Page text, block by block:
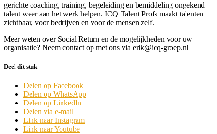
gerichte coaching, training, begeleiding en bemiddeling ongekend
talent weer aan het werk helpen. ICQ-Talent Profs maakt talenten
zichtbaar, voor bedrijven en voor de mensen zelf.
Meer weten over Social Return en de mogelijkheden voor uw
organisatie? Neem contact op met ons via erik@icq-groep.nl
Deel dit stuk
Delen op Facebook
Delen op WhatsApp
Delen op LinkedIn
Delen via e-mail
Link naar Instagram
Link naar Youtube